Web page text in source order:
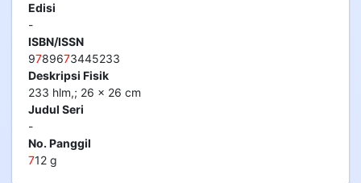
Edisi
-
ISBN/ISSN
9789673445233
Deskripsi Fisik
233 hlm,; 26 x 26 cm
Judul Seri
-
No. Panggil
712 g